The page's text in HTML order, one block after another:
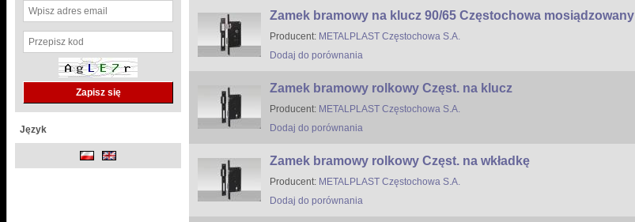
Język
Zamek bramowy na klucz 90/65 Częstochowa mosiądzowany
Producent: METALPLAST Częstochowa S.A.
Dodaj do porównania
Zamek bramowy rolkowy Częst. na klucz
Producent: METALPLAST Częstochowa S.A.
Dodaj do porównania
Zamek bramowy rolkowy Częst. na wkładkę
Producent: METALPLAST Częstochowa S.A.
Dodaj do porównania